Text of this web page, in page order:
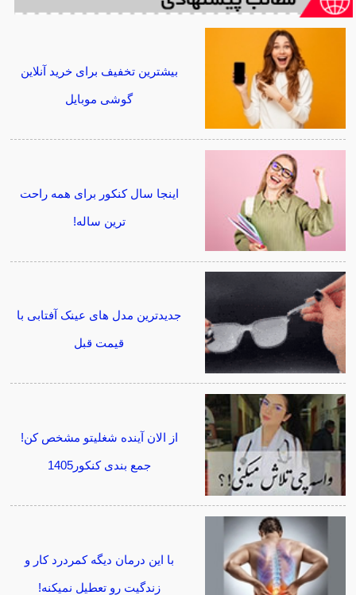
بیشترین تخفیف برای خرید آنلاین
گوشی موبایل
اینجا سال کنکور برای همه راحت
ترین ساله!
جدیدترین مدل های عینک آفتابی با
قیمت قبل
از الان آینده شغلیتو مشخص کن!
جمع بندی کنکور1405
با این درمان دیگه کمردرد کار و
زندگیت رو تعطیل نمیکنه!